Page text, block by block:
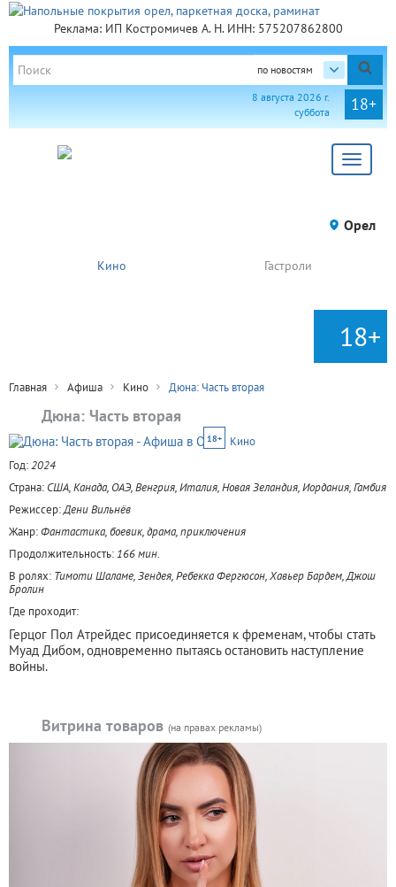
Реклама: ИП Костромичев А. Н. ИНН: 575207862800
по новостям
18+
8 августа 2026 г.
суббота
Toggle
Орел
Кино Гастроли
18+
Главная Афиша Кино Дюна: Часть вторая
Дюна: Часть вторая
18+
Кино
Год:2024
Страна: США, Канада, ОАЭ, Венгрия, Италия, Новая Зеландия, Иордания, Гамбия
Режиссер:Дени Вильнёв
Жанр:Фантастика, боевик, драма, приключения
Продолжительность: 166 мин.
В ролях: Тимоти Шаламе, Зендея, Ребекка Фергюсон, Хавьер Бардем, Джош
Бролин
Где проходит:
Герцог Пол Атрейдес присоединяется к фременам, чтобы стать
Муад Дибом, одновременно пытаясь остановить наступление
войны.
Витрина товаров (на правах рекламы)